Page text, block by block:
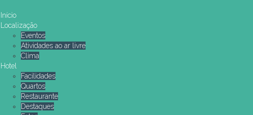
Início
Localização
Eventos
Atividades ao ar livre
Clima
Hotel
Facilidades
Quartos
Restaurante
Destaques